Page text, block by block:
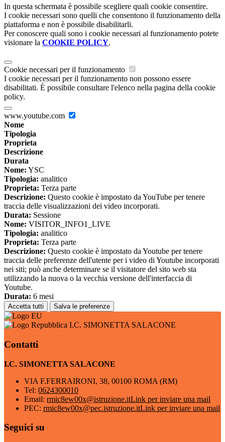
In questa schermata è possibile scegliere quali cookie consentire.
I cookie necessari sono quelli che consentono il funzionamento della
piattaforma e non è possibile disabilitarli.
Per conoscere quali sono i cookie necessari al funzionamento potete
visionare la COOKIE POLICY.
Cookie necessari per il funzionamento
I cookie necessari per il funzionamento non possono essere
disabilitati. È possibile consultare l'elenco nella pagina della cookie
policy.
www.youtube.com
Nome
Tipologia
Proprieta
Descrizione
Durata
Nome: YSC
Tipologia: analitico
Proprieta: Terza parte
Descrizione: Questo cookie è impostato da YouTube per tenere
traccia delle visualizzazioni dei video incorporati.
Durata: Sessione
Nome: VISITOR_INFO1_LIVE
Tipologia: analitico
Proprieta: Terza parte
Descrizione: Questo cookie è impostato da Youtube per tenere
traccia delle preferenze dell'utente per i video di Youtube incorporati
nei siti; può anche determinare se il visitatore del sito web sta
utilizzando la nuova o la vecchia versione dell'interfaccia di
Youtube.
Durata: 6 mesi
Accetta tutti Salva le preferenze
I.C. SIMONETTA SALACONE
Contatti
I.C. SIMONETTA SALACONE
VIA F.FERRAIRONI, 38, 00100 ROMA (RM)
Tel: 0624300010
Email: rmic8ew00x@istruzione.itLink per inviare una mail
PEC: rmic8ew00x@pec.istruzione.itLink per inviare una mail
Seguici su